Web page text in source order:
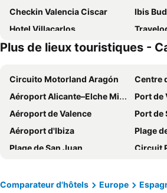
Checkin Valencia Ciscar
Ibis
Hotel Villacarlos
Olympia Hotel Events & Spa
Port
Hotel Loob Valencia
Hotel
Only YOU Hotel Valencia
Ilunion
Hotel Neptuno
Hotel
One Shot Colón
Port
Hotel Xon's Valencia
Ilunion
Ramada by Wyndham Valencia Almussafes
Plus de lieux touristiques -
Circuito Motorland Aragón
Centre
Aéroport Alicante–Elche Miguel Hernández
Port de
Aéroport de Valence
Port de
Aéroport d'Ibiza
Plage
Plage de San Juan
Circuit
Esplanade d'Espagne
Plage
Comparateur d'hôtels Europe